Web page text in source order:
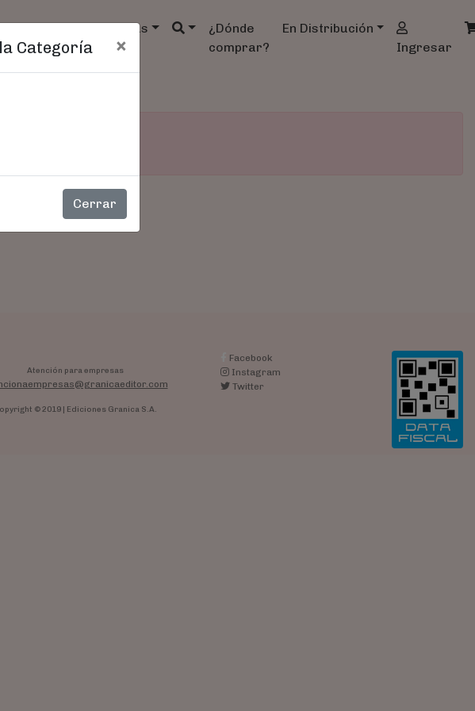
Agendas
¿Dónde
comprar?
En Distribución
Ingresar
Categoría ×
Cerrar
Atención para empresas
© 2019 | Ediciones Granica S.A.
Facebook
Instagram
Twitter